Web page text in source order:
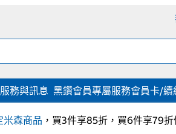
務與訊息 黑鑽會員專屬服務會員卡/續
米森商品 ，買3件享85折，買6件享79折